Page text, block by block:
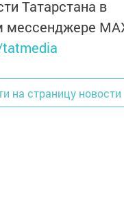
Татарстана в
мессенджере
на страницу новости